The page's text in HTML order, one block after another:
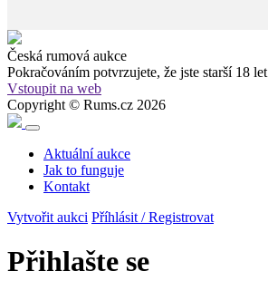
Česká rumová aukce
Pokračováním potvrzujete, že jste starší 18 let
Vstoupit na web
Copyright © Rums.cz 2026
Aktuální aukce
Jak to funguje
Kontakt
Vytvořit aukci Příhlásit / Registrovat
Přihlašte se